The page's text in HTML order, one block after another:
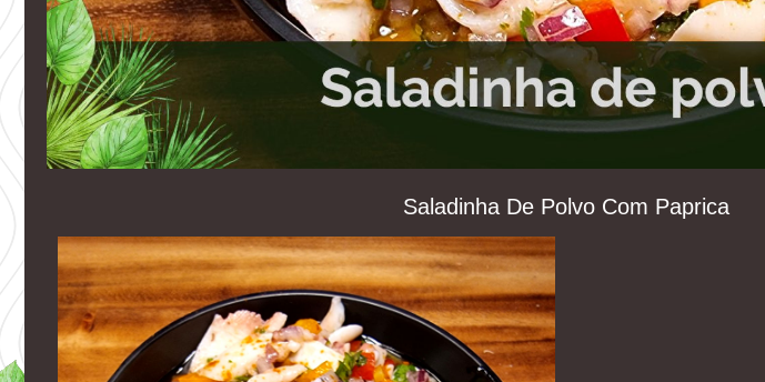
Saladinha De Polvo Com Paprica